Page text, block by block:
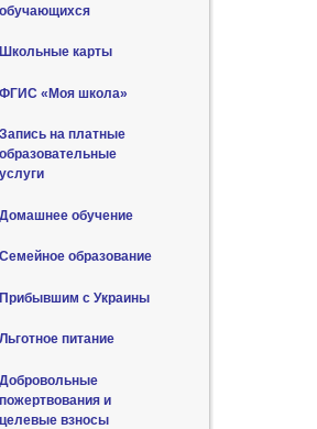
обучающихся
Школьные карты
ФГИС «Моя школа»
Запись на платные
образовательные
услуги
Домашнее обучение
Семейное образование
Прибывшим с Украины
Льготное питание
Добровольные
пожертвования и
целевые взносы